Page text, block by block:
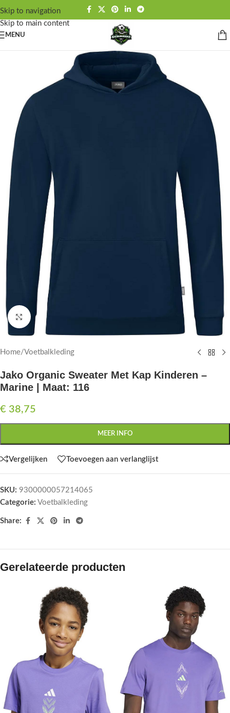
Skip to navigation
Skip to main content
MENU
Click to enlarge
Home/Voetbalkleding
Jako Organic Sweater Met Kap Kinderen –
Marine | Maat: 116
€ 38,75
MEER INFO
Vergelijken Toevoegen aan verlanglijst
SKU: 9300000057214065
Categorie: Voetbalkleding
Share:
Gerelateerde producten